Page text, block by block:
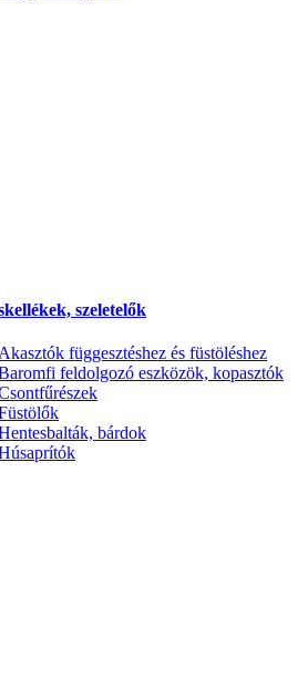
szeletelők
Akasztók függesztéshez és füstöléshez
feldolgozó eszközök, kopasztók
bárdok